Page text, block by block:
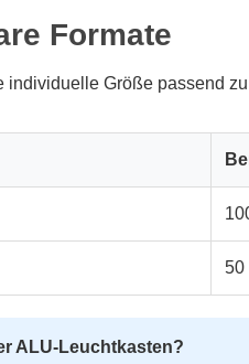
Formate
individuelle Größe passend
50
ALU-Leuchtkasten?